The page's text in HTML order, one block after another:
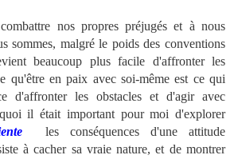
nos propres préjugés et à nous
sommes, malgré le poids des conventions
beaucoup plus facile d'affronter les
qu'être en paix avec soi-même est ce qui
d'affronter les obstacles et d'agir avec
il était important pour moi d'explorer
les conséquences d'une attitude
à cacher sa vraie nature, et de montrer